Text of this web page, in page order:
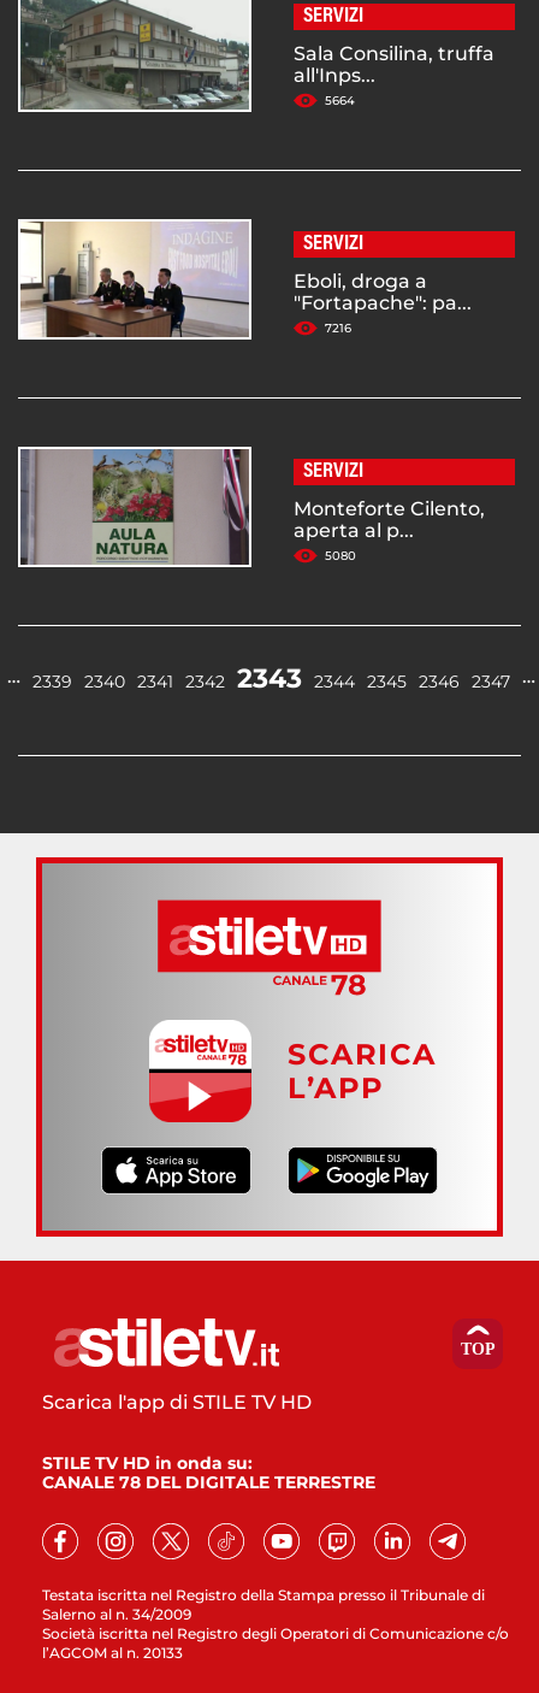
SERVIZI
Sala Consilina, truffa
all'Inps...
5664
SERVIZI
Eboli, droga a
"Fortapache": pa...
7216
SERVIZI
Monteforte Cilento,
aperta al p...
5080
… 2339 2340 2341 2342 2343 2344 2345 2346 2347 …
SCARICA
L’APP
Testata iscritta nel Registro della Stampa presso il Tribunale di
Salerno al n. 34/2009
Società iscritta nel Registro degli Operatori di Comunicazione c/o
l’AGCOM al n. 20133
Scarica l'app di STILE TV HD
STILE TV HD in onda su:
CANALE 78 DEL DIGITALE TERRESTRE